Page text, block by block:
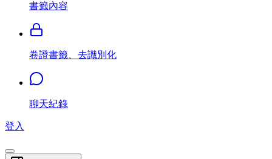
書籤內容
卷證書籤、去識別化
聊天紀錄
登入